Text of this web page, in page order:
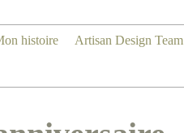
histoire Artisan Design Team